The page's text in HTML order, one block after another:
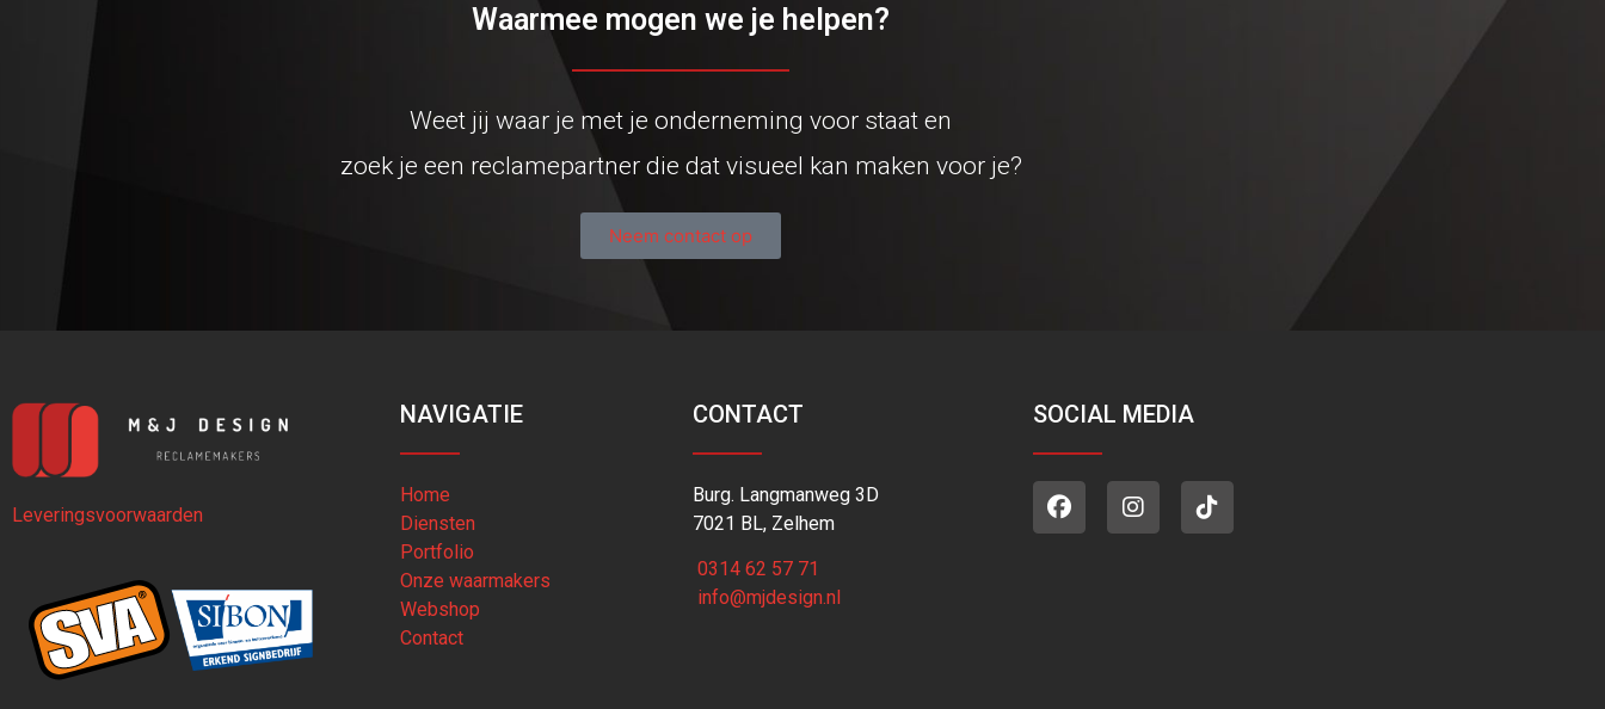
Waarmee mogen we je helpen?
Weet jij waar je met je onderneming voor staat en
zoek je een reclamepartner die dat visueel kan maken voor je?
Neem contact op
Leveringsvoorwaarden
NAVIGATIE
Home
Diensten
Portfolio
Onze waarmakers
Webshop
Contact
CONTACT
Burg. Langmanweg 3D
7021 BL, Zelhem
0314 62 57 71
info@mjdesign.nl
SOCIAL MEDIA